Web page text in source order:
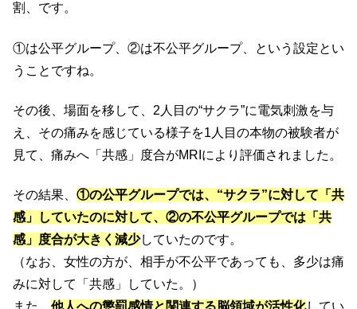
割、です。
①は公平グループ、②は不公平グループ、という設定とい
うことですね。
その後、場面を移して、2人目の“サクラ”に電気刺激を与
え、その痛みを感じている様子を1人目の本物の被験者が
見て、痛みへ「共感」度合がMRIにより評価されました。
その結果、 ①の公平グループでは、“サクラ”に対して「共
感」していたのに対して、②の不公平グループでは「共
感」度合が大きく減少していたのです。
（なお、女性の方が、相手が不公平であっても、多少は痛
みに対して「共感」していた。）